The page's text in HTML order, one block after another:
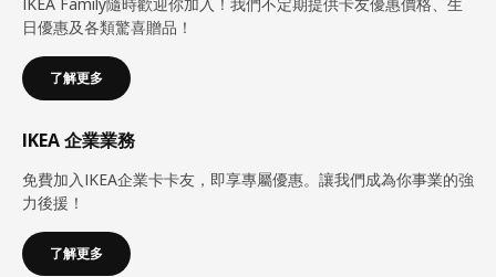
日優惠及各類驚喜贈品！
了解更多
IKEA 企業業務
免費加入IKEA企業卡卡友，即享專屬優惠。讓我們成為你事業的強
力後援！
了解更多